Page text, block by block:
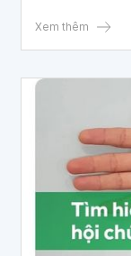
không?
Xem thêm